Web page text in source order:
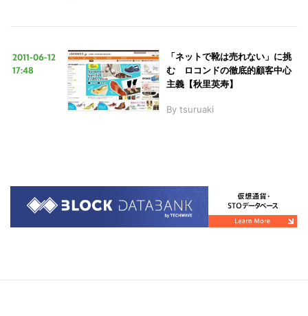
2011-06-12
17:48
「ネットで靴は売れない」に挑
む ロコンドの徹底的顧客中心
主義【秋里英寿】
By tsuruaki